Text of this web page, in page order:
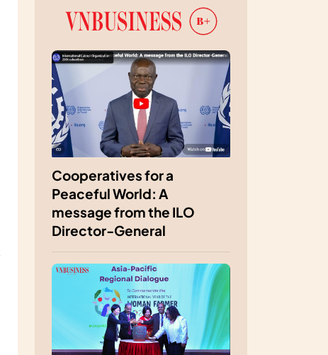
Cooperatives for a
Peaceful World: A
message from the ILO
Director-General